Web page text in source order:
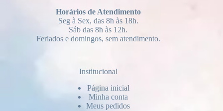
Horários de Atendimento
Seg à Sex, das 8h às 18h.
Sáb das 8h às 12h.
Feriados e domingos, sem atendimento.
Institucional
Página inicial
Minha conta
Meus pedidos